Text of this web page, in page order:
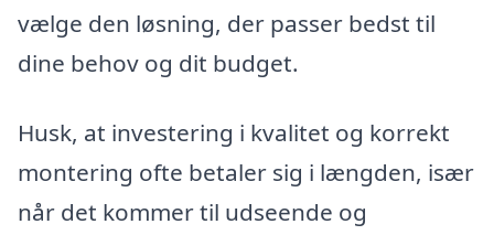
vælge den løsning, der passer bedst til
dine behov og dit budget.
Husk, at investering i kvalitet og korrekt
montering ofte betaler sig i længden, især
når det kommer til udseende og